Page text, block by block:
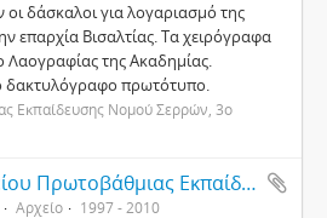
δάσκαλοι για λογαριασμό της
επαρχία Βισαλτίας. Τα χειρόγραφα
Λαογραφίας της Ακαδημίας.
πρωτότυπο.
Εκπαίδευσης Νομού Σερρών, 3ο
Αρχείο 3ου Γραφείου Πρωτοβάθμιας Εκπαίδευσης Νομού Σερρών
Αρχείο 1997 - 2010